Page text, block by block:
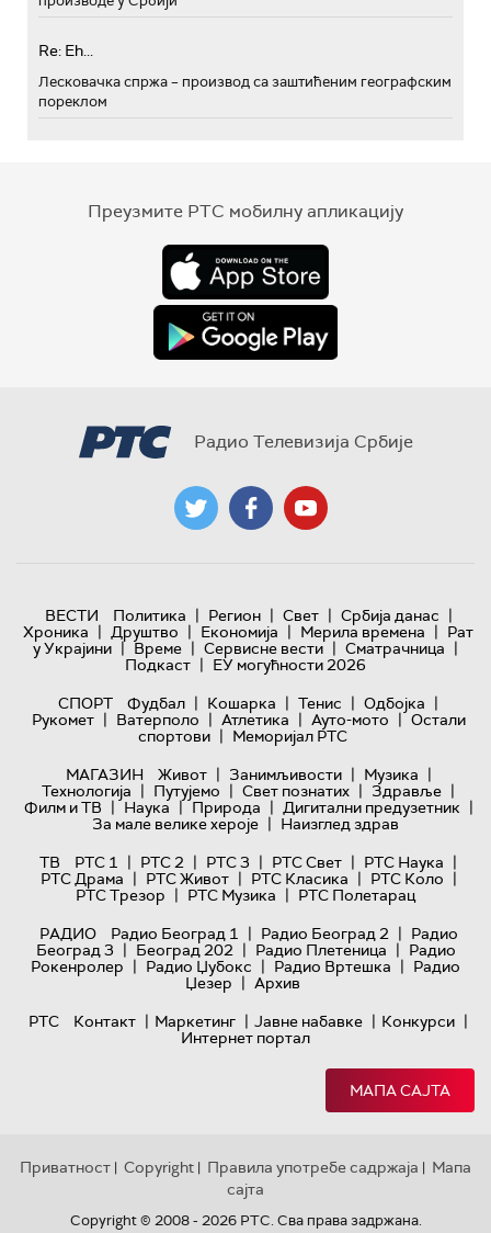
Re: Eh...
Лесковачка спржа – производ са заштићеним географским
пореклом
Преузмите РТС мобилну апликацију
Радио Телевизија Србије
ВЕСТИ Политика | Регион | Свет | Србија данас |
Хроника | Друштво | Економија | Мерила времена | Рат
у Украјини | Време | Сервисне вести | Сматрачница |
Подкаст | ЕУ могућности 2026
СПОРТ
Фудбал | Кошарка | Тенис | Одбојка |
Рукомет | Ватерполо | Атлетика | Ауто-мото | Остали
спортови | Меморијал РТС
МАГАЗИН
Живот | Занимљивости | Музика |
Технологијa | Путујемо | Свет познатих | Здравље |
Филм и ТВ | Наука | Природа | Дигитални предузетник |
За мале велике хероје | Наизглед здрав
ТВ
РТС 1 | РТС 2 | РТС 3 | РТС Свет | РТС Наука |
РТС Драма | РТС Живот | РТС Класика | РТС Коло |
РТС Трезор | РТС Музика | РТС Полетарац
РАДИО
Радио Београд 1 | Радио Београд 2 | Радио
Београд 3 | Београд 202 | Радио Плетеница | Радио
Рокенролер | Радио Џубокс | Радио Вртешка | Радио
Џезер | Архив
РТС
Контакт | Маркетинг | Јавне набавке | Конкурси |
Интернет портал
МАПА САЈТА
Приватност | Copyright | Правила употребе садржаја | Мапа
сајта
Copyright © 2008 - 2026 РТС. Сва права задржана.